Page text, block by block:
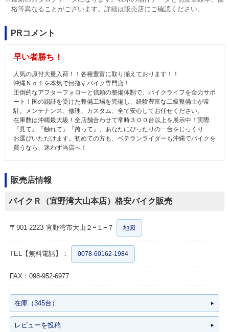
格等異なることがございます。詳細は販売店にご確認ください。
PRコメント
早い者勝ち！
人気の原付大量入荷！！各種豊富に取り揃えております！！
沖縄Ｎｏ１を本気で目指すバイク専門店！
圧倒的なアフターフォローと信頼の整備体制で、バイクライフを全力サポ
ート！国の認証を受けた整備工場を完備し、経験豊富な二級整備士が常
駐。メンテナンス、修理、カスタム、全て安心してお任せください。
在庫数は沖縄最大級！全店舗合わせて常時３００台以上を展示中！実際
『見て』『触れて』『跨って』、あなたにぴったりの一台をじっくり
お選びいただけます。初めての方も、ベテランライダーも沖縄でバイクを
買うなら、迷わず当店へ！
販売店情報
バイクＲ（宜野湾大山本店）格安バイク販売
〒901-2223 宜野湾市大山２−１−７ 地図
TEL【無料電話】： 0078-60162-1984
FAX：098-952-6977
在庫（345台）
レビューを投稿